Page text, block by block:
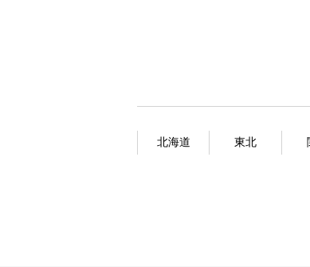
北海道 東北